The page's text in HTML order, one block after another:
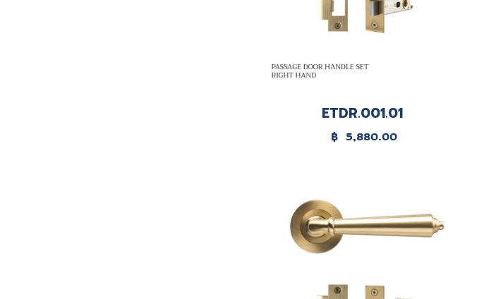
ETDR.001.01
฿ 5,880.00